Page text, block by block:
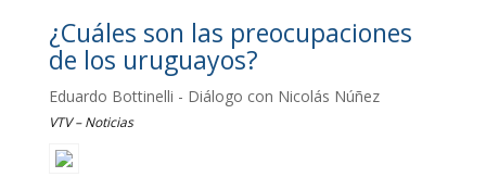
¿Cuáles son las preocupaciones
de los uruguayos?
Eduardo Bottinelli - Diálogo con Nicolás Núñez
VTV – Noticias